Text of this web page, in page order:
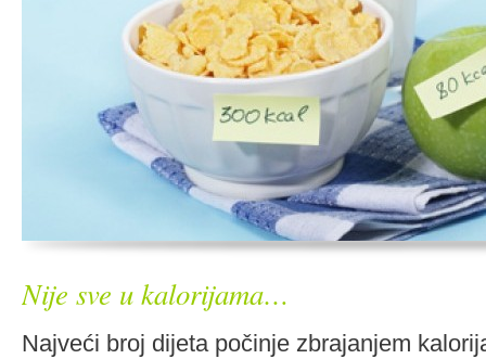
Nije sve u kalorijama…
Najveći broj dijeta počinje zbrajanjem